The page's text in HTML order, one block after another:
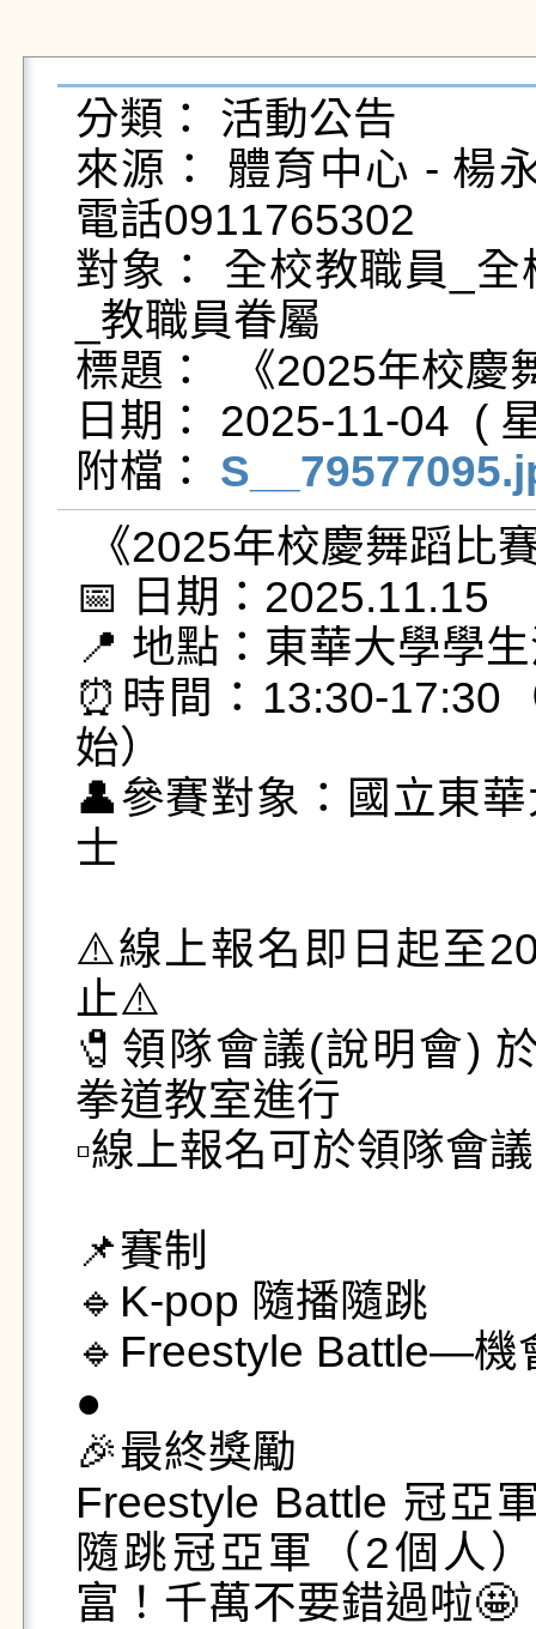
分類： 活動公告
來源： 體育中心 - 楊
電話0911765302
對象： 全校教職員_
_教職員眷屬
標題：  《2025年校慶
日期： 2025-11-04  (
附檔：
📅 日期：2025.11.15
📍 地點：東華大學學
⏰時間：13:30-17:30
始）
👤參賽對象：國立東
士
⚠️線上報名即日起至
止⚠️
🧷領隊會議(說明會)
拳道教室進行
▫️線上報名可於領隊會
📌賽制
🔹K-pop 隨播隨跳
🔹Freestyle Battle—機
●
🎉最終獎勵
Freestyle Battle 冠亞
隨跳冠亞軍（2個人
富！千萬不要錯過啦🤩